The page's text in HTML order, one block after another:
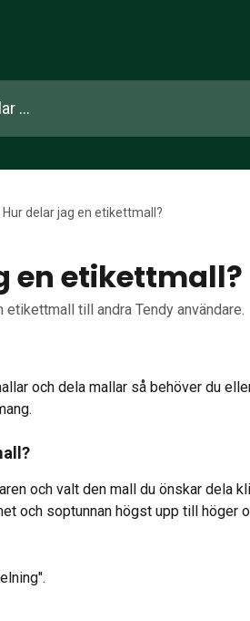
Hur delar jag en etikettmall?
en etikettmall?
etikettmall till andra Tendy användare.
och dela mallar så behöver du
och valt den mall du önskar dela
och soptunnan högst upp till höger